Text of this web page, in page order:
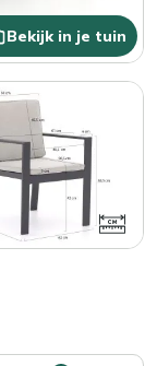
Bekijk in je tuin